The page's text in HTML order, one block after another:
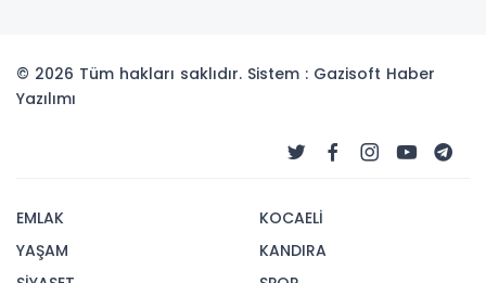
© 2026 Tüm hakları saklıdır. Sistem : Gazisoft Haber
Yazılımı
EMLAK
YAŞAM
KOCAELİ
KANDIRA